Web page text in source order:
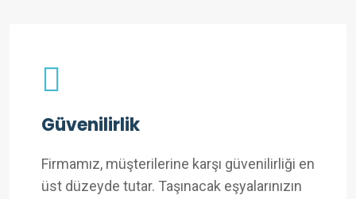
Güvenilirlik
Firmamız, müşterilerine karşı güvenilirliği en
üst düzeyde tutar. Taşınacak eşyalarınızın